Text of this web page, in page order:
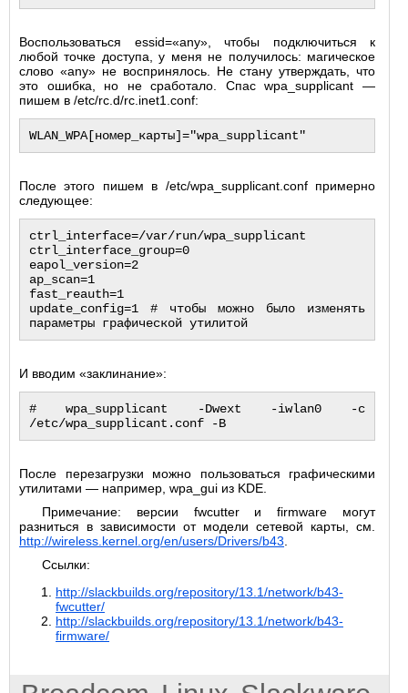
Воспользоваться essid=«any», чтобы подключиться к
любой точке доступа, у меня не получилось: магическое
слово «any» не воспринялось. Не стану утверждать, что
это ошибка, но не сработало. Спас wpa_supplicant —
пишем в /etc/rc.d/rc.inet1.conf:
После этого пишем в /etc/wpa_supplicant.conf примерно
следующее:
ctrl_interface=/var/run/wpa_supplicant
ctrl_interface_group=0
eapol_version=2
ap_scan=1
fast_reauth=1
update_config=1 # чтобы можно было изменять
И вводим «заклинание»:
# wpa_supplicant -Dwext -iwlan0 -c
После перезагрузки можно пользоваться графическими
утилитами — например, wpa_gui из KDE.
Примечание: версии fwcutter и firmware могут
разниться в зависимости от модели сетевой карты, см.
http://wireless.kernel.org/en/users/Drivers/b43
Ссылки:
http://slackbuilds.org/repository/13.1/network/b43-
fwcutter/
http://slackbuilds.org/repository/13.1/network/b43-
firmware/